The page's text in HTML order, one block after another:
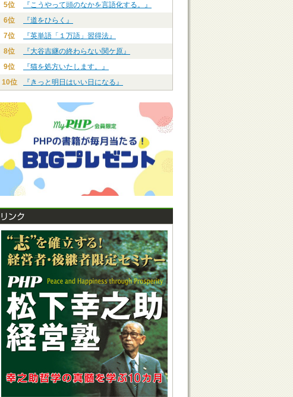
5位
『こうやって頭のなかを言語化する。』
6位
『道をひらく』
7位
『英単語「１万語」習得法』
8位
『大谷吉継の終わらない関ケ原』
9位
『猫を処方いたします。』
10位
『きっと明日はいい日になる』